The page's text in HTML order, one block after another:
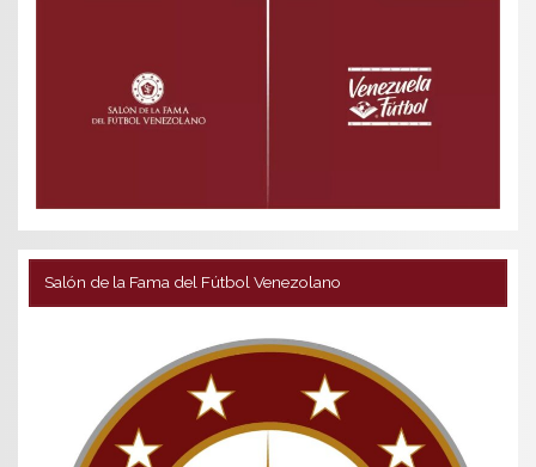
Salón de la Fama del Fútbol Venezolano